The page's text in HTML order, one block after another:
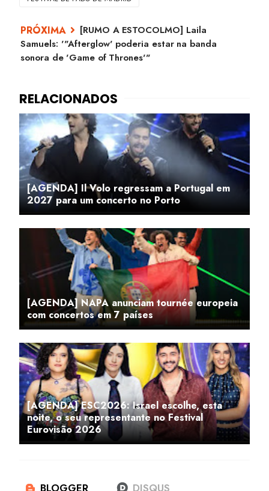
[RUMO A ESTOCOLMO] Laila
Samuels: '"Afterglow' poderia estar na banda
sonora de 'Game of Thrones'"
[AGENDA] Il Volo regressam a Portugal em
2027 para um concerto no Porto
[AGENDA] NAPA anunciam tournée europeia
com concertos em 7 países
[AGENDA] ESC2026: Israel escolhe, esta
noite, o seu representante no Festival
Eurovisão 2026